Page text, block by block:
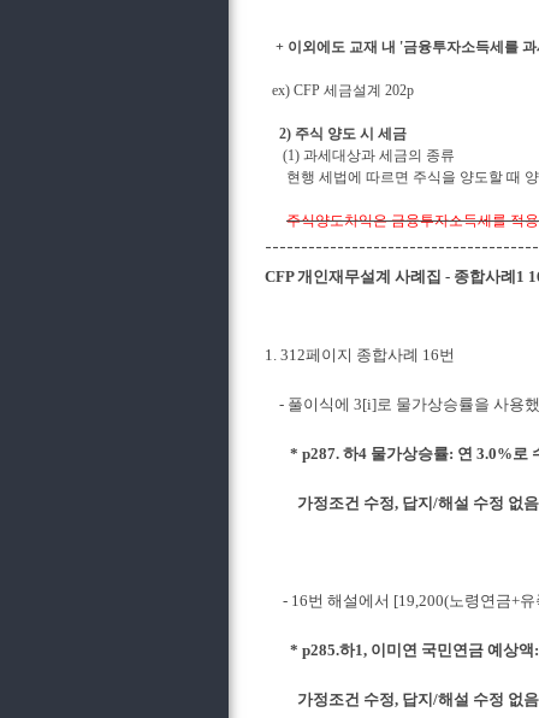
+ 이외에도 교재 내 '금융투자소득세를
ex) CFP 세금설계 202p
2) 주식 양도 시 세금
(1) 과세대상과 세금의 종류
현행 세법에 따르면 주식을 양도할 때
주식양도차익은 금융투자소득세를 적
CFP 개인재무설계 사례집 - 종합사례1
1. 312페이지 종합사례 16번
- 풀이식에 3[i]로 물가상승률을 사용
* p287. 하4 물가상승률: 연 3.0%로
가정조건 수정, 답지/해설 수정 없음
- 16번 해설에서 [19,200(노령연금+
* p285.하1, 이미연 국민연금 예상
가정조건 수정, 답지/해설 수정 없음